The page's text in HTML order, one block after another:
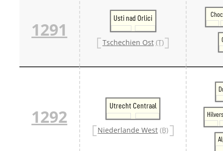
1291
Usti nad Orlici
Tschechien Ost (T)
1292
Utrecht Centraal
Niederlande West (B)